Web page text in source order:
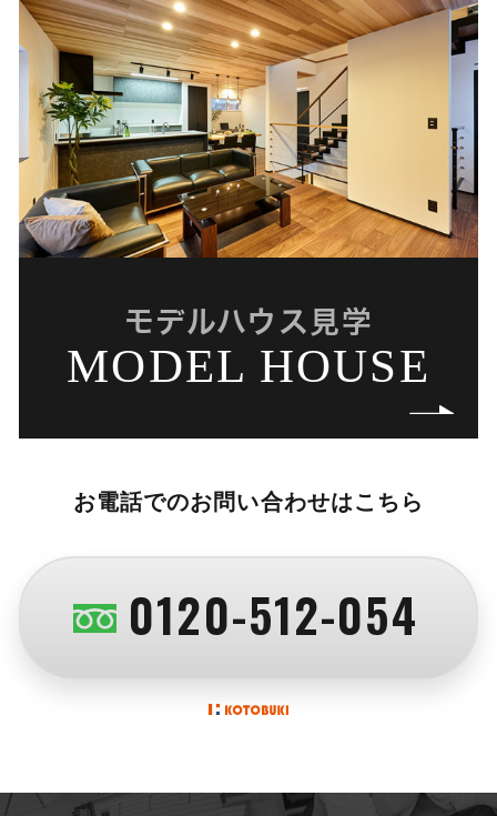
モデルハウス見学
MODEL HOUSE
お電話でのお問い合わせはこちら
0120-512-054